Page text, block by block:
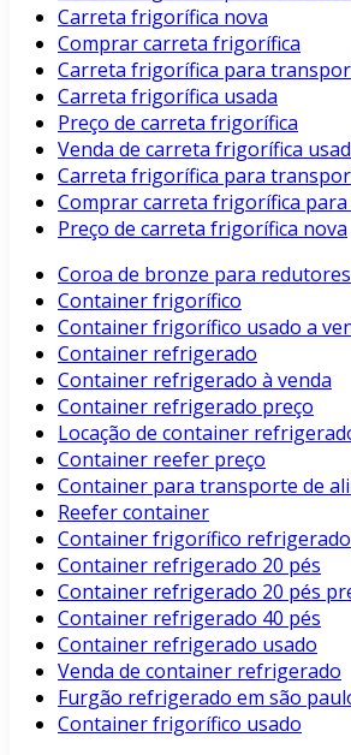
Carreta frigorífica nova
Comprar carreta frigorífica
Carreta frigorífica para
Carreta frigorífica usada
Preço de carreta frigorífica
Venda de carreta frigorífica
Carreta frigorífica para
Comprar carreta frigorífica
Preço de carreta frigorífica nova
Coroa de bronze para redutores
Container frigorífico
Container frigorífico usado a
Container refrigerado
Container refrigerado à venda
Container refrigerado preço
Locação de container
Container reefer preço
Container para transporte de
Reefer container
Container frigorífico refrigerado
Container refrigerado 20 pés
Container refrigerado 20 pés
Container refrigerado 40 pés
Container refrigerado usado
Venda de container refrigerado
Furgão refrigerado em são
Container frigorífico usado